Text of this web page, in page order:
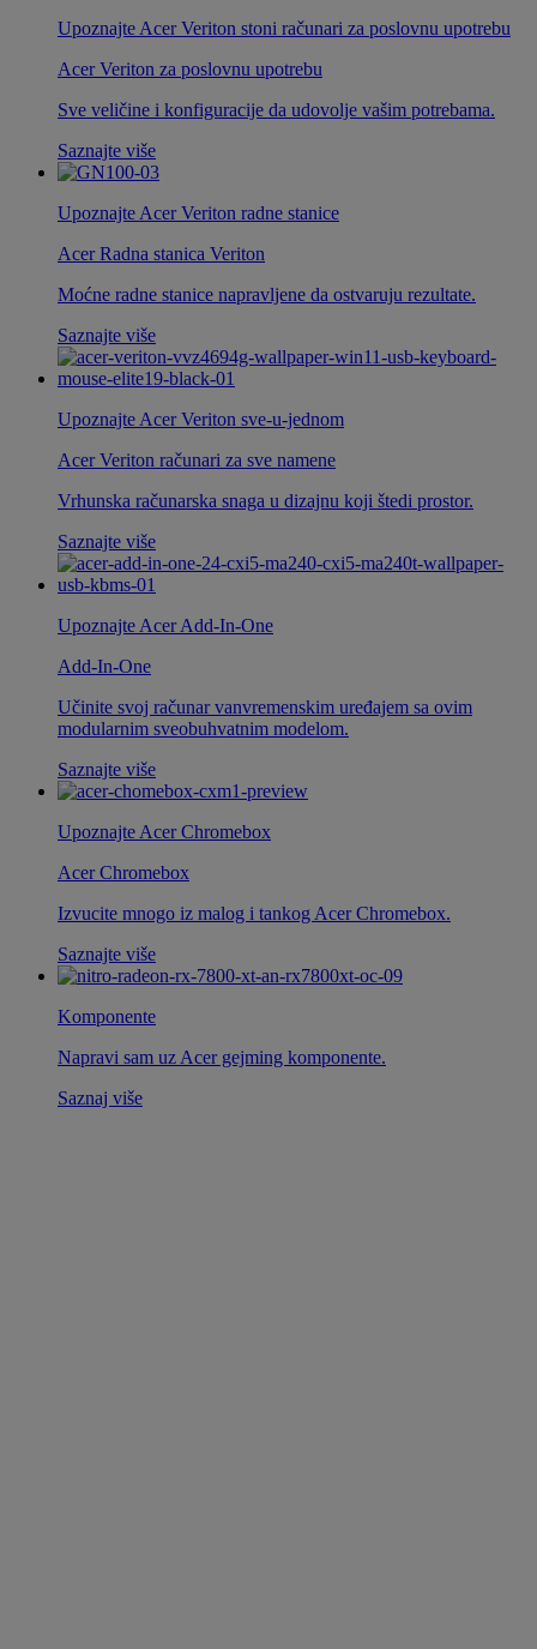
Upoznajte Acer Veriton stoni računari za poslovnu upotrebu
Acer Veriton za poslovnu upotrebu
Sve veličine i konfiguracije da udovolje vašim potrebama.
Saznajte više
Upoznajte Acer Veriton radne stanice
Acer Radna stanica Veriton
Moćne radne stanice napravljene da ostvaruju rezultate.
Saznajte više
Upoznajte Acer Veriton sve-u-jednom
Acer Veriton računari za sve namene
Vrhunska računarska snaga u dizajnu koji štedi prostor.
Saznajte više
Upoznajte Acer Add-In-One
Add-In-One
Učinite svoj računar vanvremenskim uređajem sa ovim
modularnim sveobuhvatnim modelom.
Saznajte više
Upoznajte Acer Chromebox
Acer Chromebox
Izvucite mnogo iz malog i tankog Acer Chromebox.
Saznajte više
Komponente
Napravi sam uz Acer gejming komponente.
Saznaj više